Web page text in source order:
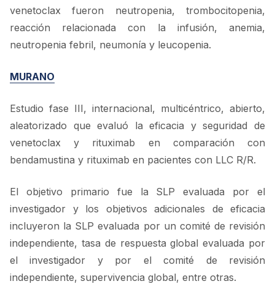
venetoclax fueron neutropenia, trombocitopenia,
reacción relacionada con la infusión, anemia,
neutropenia febril, neumonía y leucopenia.
MURANO
Estudio fase III, internacional, multicéntrico, abierto,
aleatorizado que evaluó la eficacia y seguridad de
venetoclax y rituximab en comparación con
bendamustina y rituximab en pacientes con LLC R/R.
El objetivo primario fue la SLP evaluada por el
investigador y los objetivos adicionales de eficacia
incluyeron la SLP evaluada por un comité de revisión
independiente, tasa de respuesta global evaluada por
el investigador y por el comité de revisión
independiente, supervivencia global, entre otras.